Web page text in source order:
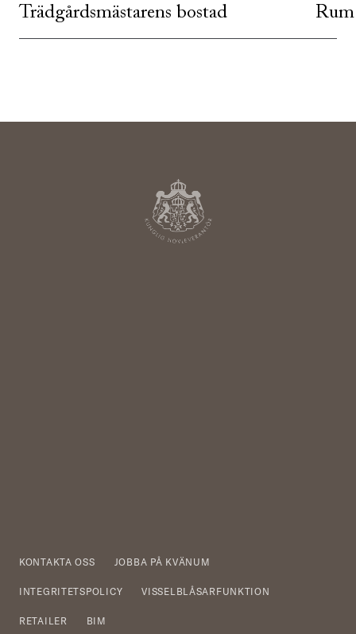
Trädgårdsmästarens bostad
KONTAKTA OSS JOBBA PÅ KVÄNUM
INTEGRITETSPOLICY VISSELBLÅSARFUNKTION
RETAILER BIM